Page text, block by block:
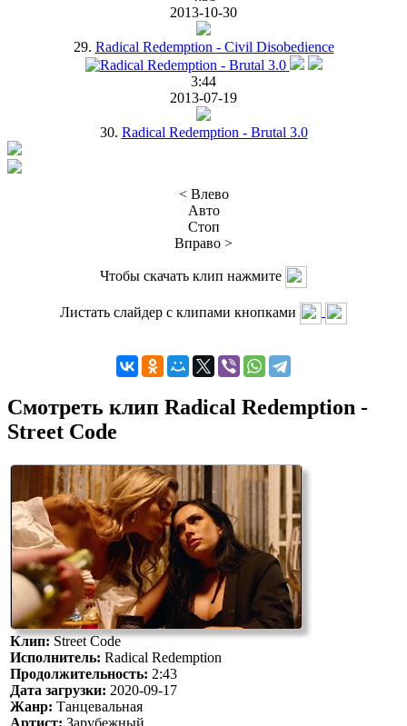
2013-10-30
29. Radical Redemption - Civil Disobedience
3:44
2013-07-19
30. Radical Redemption - Brutal 3.0
< Влево
Авто
Стоп
Вправо >
Чтобы скачать клип нажмите
Листать слайдер с клипами кнопками
Смотреть клип Radical Redemption -
Street Code
Клип:Street Code
Исполнитель: Radical Redemption
Продолжительность: 2:43
Дата загрузки: 2020-09-17
Жанр: Танцевальная